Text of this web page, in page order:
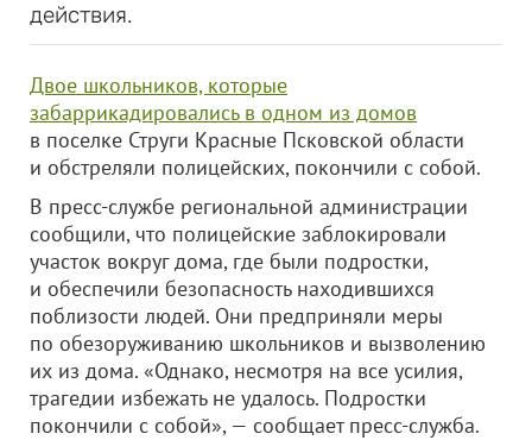
действия.
Двое школьников, которые
забаррикадировались в одном из домов
в поселке Струги Красные Псковской области
и обстреляли полицейских, покончили с собой.
В пресс-службе региональной администрации
сообщили, что полицейские заблокировали
участок вокруг дома, где были подростки,
и обеспечили безопасность находившихся
поблизости людей. Они предприняли меры
по обезоруживанию школьников и вызволению
их из дома. «Однако, несмотря на все усилия,
трагедии избежать не удалось. Подростки
покончили с собой», — сообщает пресс-служба.